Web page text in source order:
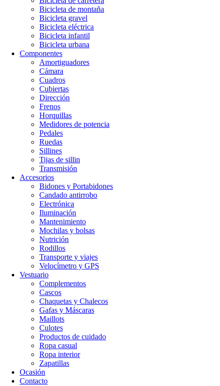
Bicicleta de montaña
Bicicleta gravel
Bicicleta eléctrica
Bicicleta infantil
Bicicleta urbana
Componentes
Amortiguadores
Cámara
Cuadros
Cubiertas
Dirección
Frenos
Horquillas
Medidores de potencia
Pedales
Ruedas
Sillines
Tijas de sillin
Transmisión
Accesorios
Bidones y Portabidones
Candado antirrobo
Electrónica
Iluminación
Mantenimiento
Mochilas y bolsas
Nutrición
Rodillos
Transporte y viajes
Velocímetro y GPS
Vestuario
Complementos
Cascos
Chaquetas y Chalecos
Gafas y Máscaras
Maillots
Culotes
Productos de cuidado
Ropa casual
Ropa interior
Zapatillas
Ocasión
Contacto